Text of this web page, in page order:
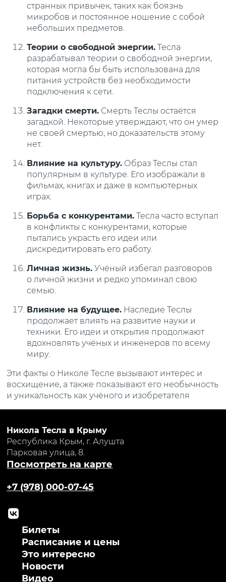
странных привычек, таких как боязнь
микробов и постоянное ношение с собой
небольших предметов.
Теории о свободной энергии. Тесла
разрабатывал теории о свободной энергии,
которая могла бы быть использована для
питания устройств без необходимости
подключения к сети.
Загадки смерти. Смерть Теслы остаётся
загадкой. Некоторые утверждают, что он умер
не своей смертью, но доказательств этому
нет.
Влияние на культуру. Образ Теслы стал
популярным в культуре. Его изображали в
фильмах, книгах и даже в компьютерных
играх.
Борьба с конкурентами. Тесла часто вступал
в конфликты с конкурентами, которые
пытались украсть его идеи или
дискредитировать его работу.
Личная жизнь. Учёный избегал разговоров
о личной жизни и редко упоминал свою
семью.
Влияние на будущее. Наследие Теслы
продолжает влиять на развитие науки и
техники. Его идеи и открытия продолжают
вдохновлять учёных и инженеров по всему
миру.
Эти факты о Николе Тесле вызывают интерес и
восхищение, а также показывают его необычность
и уникальность как учёного и изобретателя
Никола Тесла в Крыму
Республика Крым, г. Алушта
Парковая улица, 8.
Посмотреть на карте
+7 (978) 000-07-45
Билеты
Расписание и цены
Это интересно
Новости
Видео